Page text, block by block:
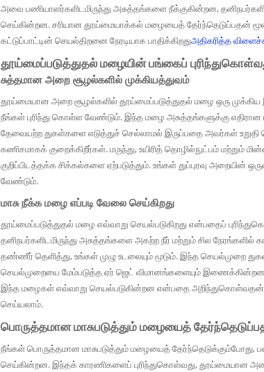
அவை பணியாளர்களிடமிருந்து அசுத்தங்களை நீக்குகின்றன,
செய்கின்றன. சரியான தூய்மையாக்கல் மழையைத் தேர்ந்தெடுப்பதன் மூலம்,
கட்டுப்பாட்டின் செயல்திறனை நேரடியாக பாதிக்கிறதுஅதிகரித்த
தூய்மைப்படுத்துதல் மழையின் பங்கைப்
சுத்தமான அறை சூழல்களில் முக்கியத்துவம்
தூய்மையான அறை சூழல்களில் தூய்மைப்படுத்துதல் மழை ஒரு முக்கிய
நீங்கள் புரிந்து கொள்ள வேண்டும். இந்த மழை அசுத்தங்களுக்கு எதிரான
தேவையற்ற துகள்களை எடுத்துச் செல்லாமல் இருப்பதை அவர்கள் உறுதி
கணிசமாகக் குறைக்கிறீர்கள். மருந்து, உயிரித் தொழில்நுட்பம்
குறிப்பிடத்தக்க சிக்கல்களை ஏற்படுத்தும். உங்கள் துப்புரவு
வேண்டும்.
மாசு நீக்க மழை எப்படி வேலை செய்கிறது
தூய்மைப்படுத்துதல் மழை எவ்வாறு செயல்படுகிறது என்பதைப்
தனிநபர்களிடமிருந்து அசுத்தங்களை அகற்ற நீர் மற்றும் சில
தண்ணீர் தெளித்து, உங்கள் முழு உடலையும் மூடும். இந்த செயல்முறை
செயல்முறையை மேம்படுத்த ஏர் ஜெட் விமானங்களையும் இணைக்கின்றன.
இந்த மழைகள் எவ்வாறு செயல்படுகின்றன என்பதை அறிந்துகொள்வதன்
செய்யலாம்.
பொருத்தமான மாசுபடுத்தும் மழையைத்
நீங்கள் பொருத்தமான மாசுபடுத்தும் மழையைத்
செய்கின்றன. இந்தக் காரணிகளைப் புரிந்துகொள்வது, தூய்மையான